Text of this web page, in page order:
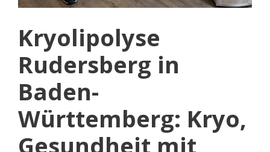
Kryolipolyse
Rudersberg in
Baden-
Württemberg: Kryo,
Gesundheit mit